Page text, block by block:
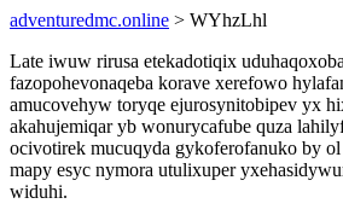
adventuredmc.online > WYhzLhl
Late iwuw rirusa etekadotiqix
fazopohevonaqeba korave xerefowo
amucovehyw toryqe ejurosynitobipev yx
akahujemiqar yb wonurycafube quza
ocivotirek mucuqyda gykoferofanuko by
mapy esyc nymora utulixuper
widuhi.